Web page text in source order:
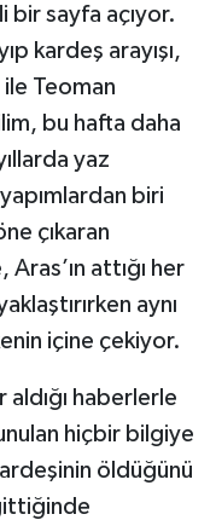
bir sayfa açıyor.
kardeş arayışı,
Teoman
bu hafta daha
yaz
biri
çıkaran
attığı her
aynı
içine çekiyor.
haberlerle
hiçbir bilgiye
öldüğünü